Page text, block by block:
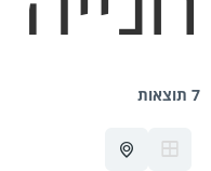
7 תוצאות